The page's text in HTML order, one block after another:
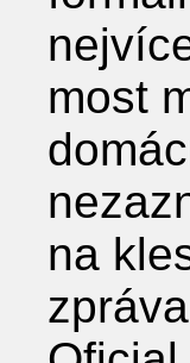
most
na